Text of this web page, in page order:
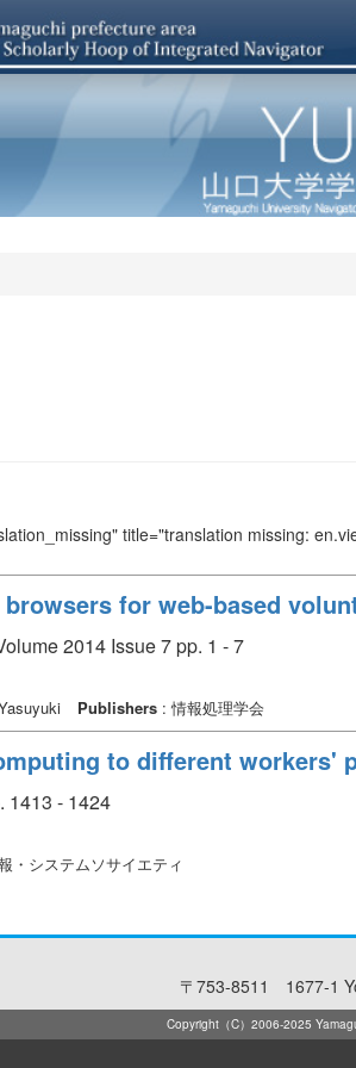
title="translation missing:
for web-based
2014 Issue 7 pp. 1 - 7
Publishers : 情報処理学会
to different workers'
1413 - 1424
・システムソサイエティ
〒753-8511 1677-1
Copyright（C）2006-2025